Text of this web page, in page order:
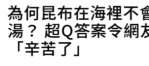
為何昆布在海裡不
湯？ 超Q答案令網
「辛苦了」